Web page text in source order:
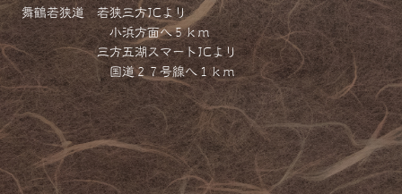
舞鶴若狭道 若狭三方ICより
小浜方面へ５ｋｍ
三方五湖スマートICより
国道２７号線へ１ｋｍ